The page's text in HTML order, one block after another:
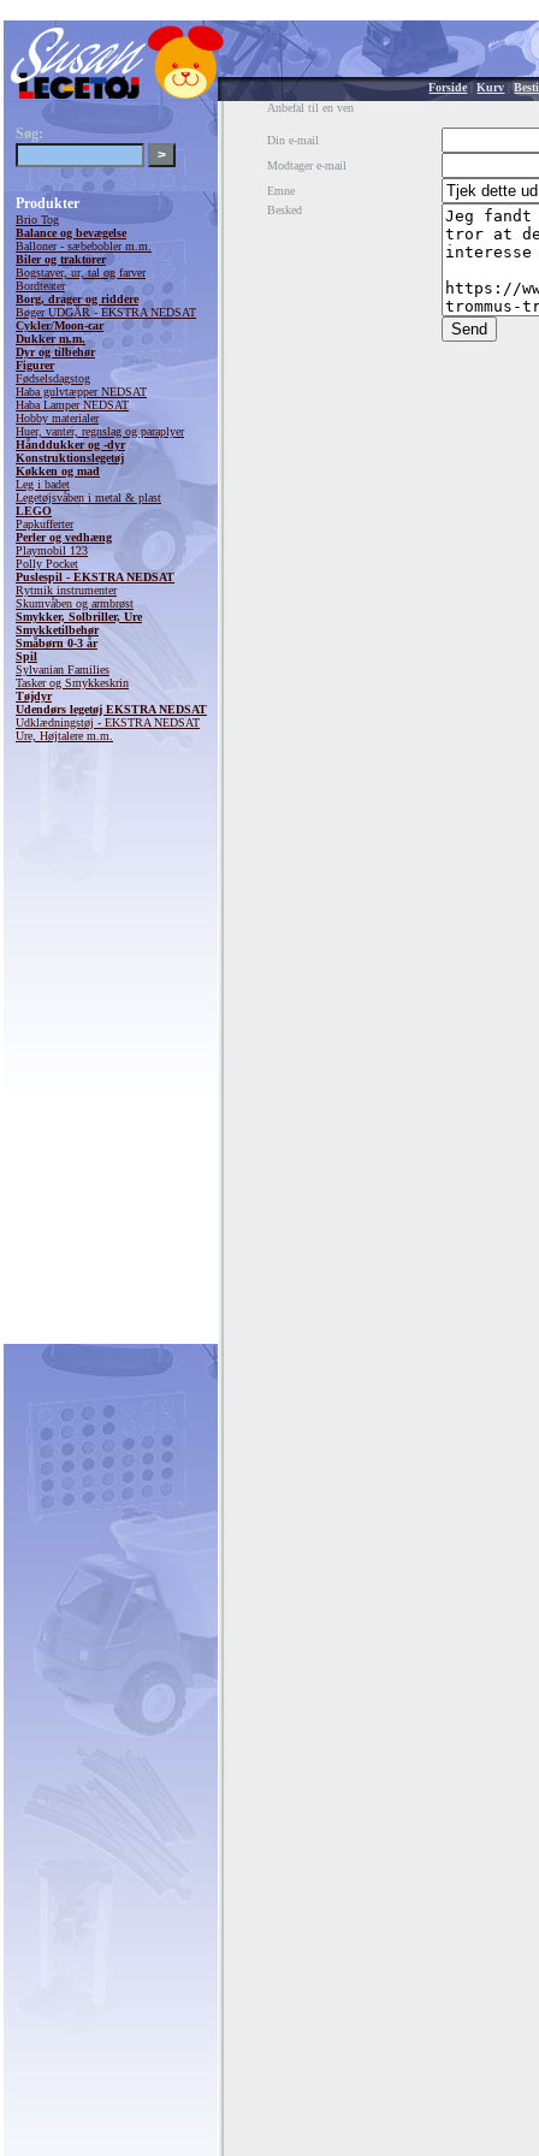
Forside|Kurv |
Søg:
Produkter
Brio Tog
Balance og bevægelse
Balloner - sæbebobler m.m.
Biler og traktorer
Bogstaver, ur, tal og farver
Bordteater
Borg, drager og riddere
Bøger UDGÅR - EKSTRA NEDSAT
Cykler/Moon-car
Dukker m.m.
Dyr og tilbehør
Figurer
Fødselsdagstog
Haba gulvtæpper NEDSAT
Haba Lamper NEDSAT
Hobby materialer
Huer, vanter, regnslag og paraplyer
Hånddukker og -dyr
Konstruktionslegetøj
Køkken og mad
Leg i badet
Legetøjsvåben i metal & plast
LEGO
Papkufferter
Perler og vedhæng
Playmobil 123
Polly Pocket
Puslespil - EKSTRA NEDSAT
Rytmik instrumenter
Skumvåben og armbrøst
Smykker, Solbriller, Ure
Smykketilbehør
Småbørn 0-3 år
Spil
Sylvanian Families
Tasker og Smykkeskrin
Tøjdyr
Udendørs legetøj EKSTRA NEDSAT
Udklædningstøj - EKSTRA NEDSAT
Ure, Højtalere m.m.
Anbefal til en ven
Din e-mail
Modtager e-mail
Emne
Besked